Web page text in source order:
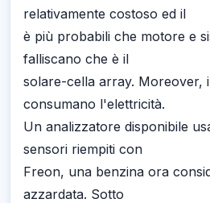
relativamente costoso ed il
è più probabili che motore e
falliscano che è il
solare-cella array. Moreover,
consumano l'elettricità.
Un analizzatore disponibile
sensori riempiti con
Freon, una benzina ora
azzardata. Sotto